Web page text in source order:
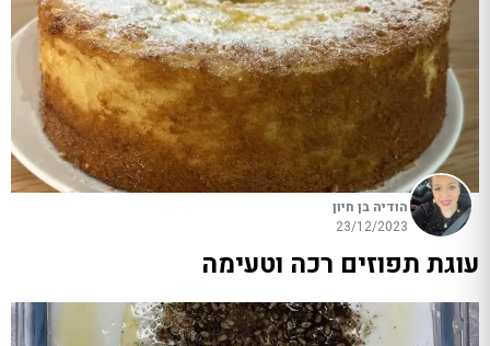
הודיה בן חיון
23/12/2023
עוגת תפוזים רכה וטעימה